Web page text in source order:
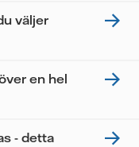
väljer
en hel
- detta